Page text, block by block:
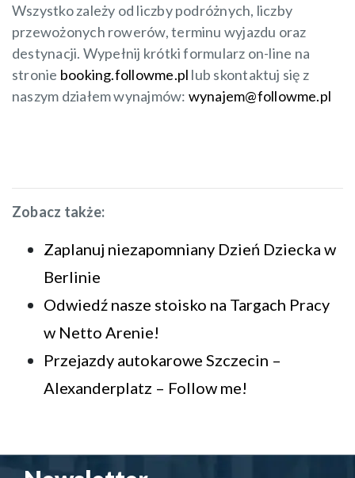
Wszystko zależy od liczby podróżnych, liczby
przewożonych rowerów, terminu wyjazdu oraz
destynacji. Wypełnij krótki formularz on-line na
stronie booking.followme.pl lub skontaktuj się z
naszym działem wynajmów: wynajem@followme.pl
Zobacz także:
Zaplanuj niezapomniany Dzień Dziecka w
Berlinie
Odwiedź nasze stoisko na Targach Pracy
w Netto Arenie!
Przejazdy autokarowe Szczecin –
Alexanderplatz – Follow me!